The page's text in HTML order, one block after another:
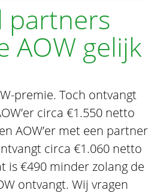
partners
AOW gelijk
premie. Toch ontvangt
circa €1.550 netto
AOW’er met een partner
circa €1.060 netto
is €490 minder zolang de
ontvangt. Wij vragen